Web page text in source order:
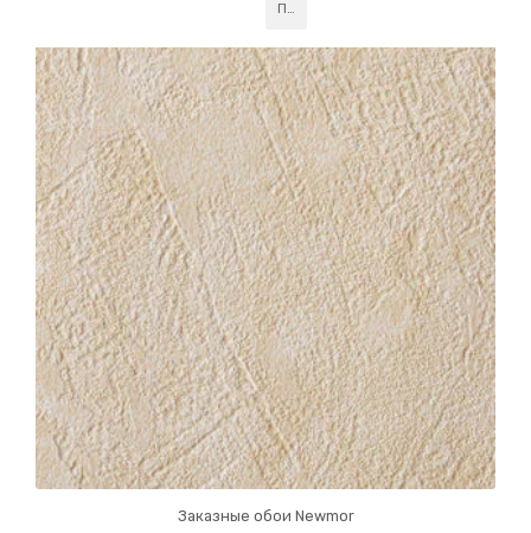
Заказные обои Newmor